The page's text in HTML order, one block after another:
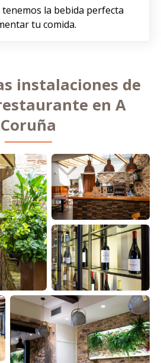
la bebida perfecta
tu comida.
instalaciones de
en A
Coruña